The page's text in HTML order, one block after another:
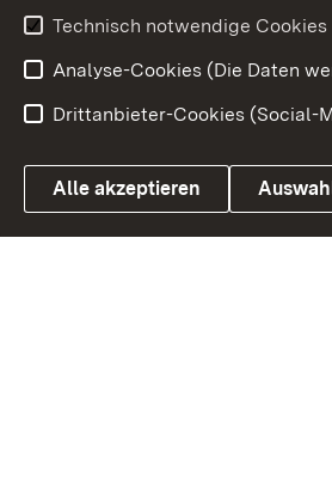
Link zum
Technisch notwendige Cookies
Analyse-Cookies (Die Daten
Drittanbieter-Cookies (Social-
Alle akzeptieren